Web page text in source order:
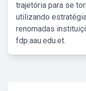
trajetória para se
utilizando
renomadas
fdp.aau.edu.et.